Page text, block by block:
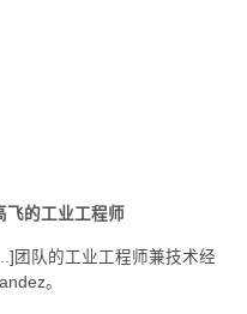
飞的工业工程师
团队的工业工程师兼技术经
。